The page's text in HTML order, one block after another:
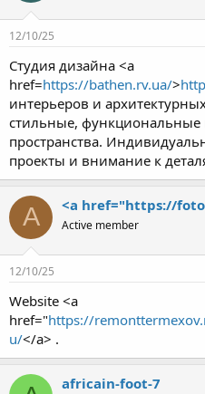
12/10/25
Студия дизайна <a
href=https://bathen.rv.ua/>
интерьеров и
стильные,
пространства.
проекты и внимание к
A <a href="https://
Active member
12/10/25
Website <a
href="https://
u/</a> .
africain-foot-7